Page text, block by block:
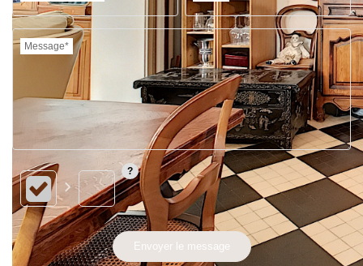
Message*
Envoyer le message